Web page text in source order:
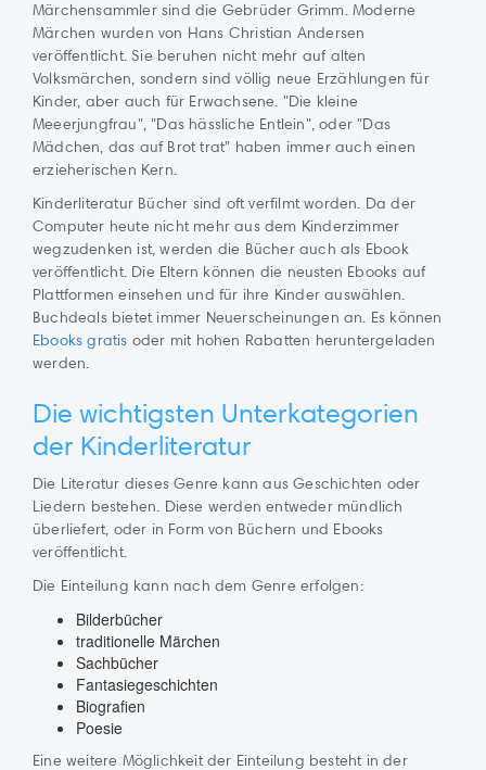
Märchensammler sind die Gebrüder Grimm. Moderne
Märchen wurden von Hans Christian Andersen
veröffentlicht. Sie beruhen nicht mehr auf alten
Volksmärchen, sondern sind völlig neue Erzählungen für
Kinder, aber auch für Erwachsene. "Die kleine
Meeerjungfrau", "Das hässliche Entlein", oder "Das
Mädchen, das auf Brot trat" haben immer auch einen
erzieherischen Kern.
Kinderliteratur Bücher sind oft verfilmt worden. Da der
Computer heute nicht mehr aus dem Kinderzimmer
wegzudenken ist, werden die Bücher auch als Ebook
veröffentlicht. Die Eltern können die neusten Ebooks auf
Plattformen einsehen und für ihre Kinder auswählen.
Buchdeals bietet immer Neuerscheinungen an. Es können
Ebooks gratis oder mit hohen Rabatten heruntergeladen
werden.
Die wichtigsten Unterkategorien
der Kinderliteratur
Die Literatur dieses Genre kann aus Geschichten oder
Liedern bestehen. Diese werden entweder mündlich
überliefert, oder in Form von Büchern und Ebooks
veröffentlicht.
Die Einteilung kann nach dem Genre erfolgen:
Bilderbücher
traditionelle Märchen
Sachbücher
Fantasiegeschichten
Biografien
Poesie
Eine weitere Möglichkeit der Einteilung besteht in der